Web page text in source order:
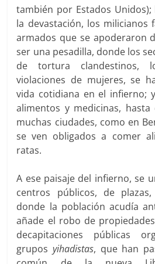
también por Estados Unidos);
la devastación, los milicianos
armados que se apoderaron
ser una pesadilla, donde los
de tortura clandestinos,
violaciones de mujeres, se
vida cotidiana en el infierno;
alimentos y medicinas,
muchas ciudades, como en
se ven obligados a comer
ratas.
A ese paisaje del infierno, se
centros públicos, de
donde la población acudía
añade el robo de
decapitaciones públicas
gruposyihadistas, que han